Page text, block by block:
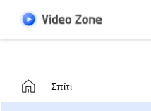
Σπίτι